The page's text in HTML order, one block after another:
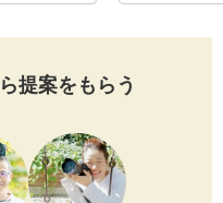
提案をもらう